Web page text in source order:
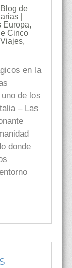
de
|
Europa,
Cinco
,
en la
de los
– Las
donde